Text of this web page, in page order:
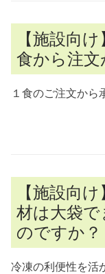
【施設向
食から注文
１食のご注文か
【施設向
材は大袋
のですか？
冷凍の利便性を活